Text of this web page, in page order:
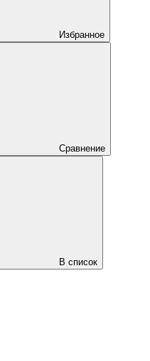
Избранное
Сравнение
В список